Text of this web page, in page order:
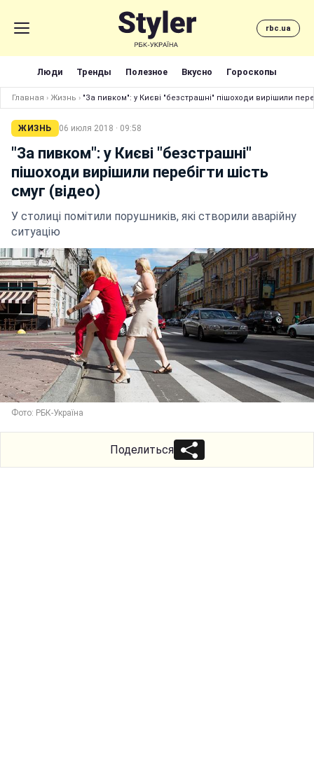
rbc.ua
Люди Тренды Полезное Вкусно Гороскопы
Главная › Жизнь › "За пивком": у Києві "безстрашні" пішоходи вирішили
ЖИЗНЬ 06 июля 2018 · 09:58
"За пивком": у Києві "безстрашні"
пішоходи вирішили перебігти шість
смуг (відео)
У столиці помітили порушників, які створили аварійну
ситуацію
Фото: РБК-Україна
Поделиться